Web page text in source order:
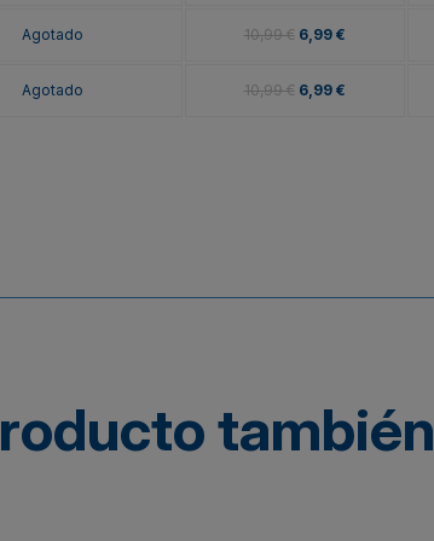
Agotado 10,99 € 6,99 €
Agotado 10,99 € 6,99 €
también